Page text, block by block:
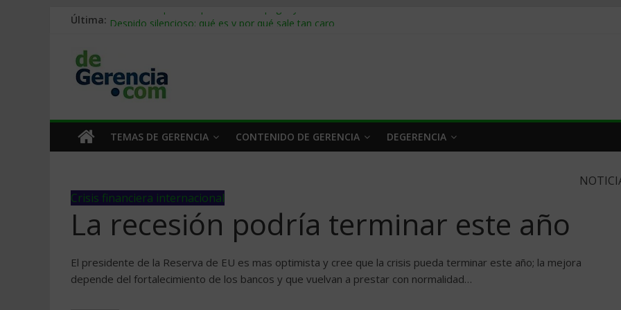
Última: Stablecoins para empresas: cómo pagar y cobrar en 2026
Trabajo forzoso en la cadena de suministro: qué hacer
Mercado hispano de EE. UU.: cómo segmentarlo y venderle
TEMAS DE GERENCIA CONTENIDO DE GERENCIA DEGERENCIA
Crisis financiera internacional
La recesión podrí­a terminar este año
El presidente de la Reserva de EU es mas optimista y cree que la crisis pueda terminar este año; la mejora
depende del fortalecimiento de los bancos y que vuelvan a prestar con normalidad…